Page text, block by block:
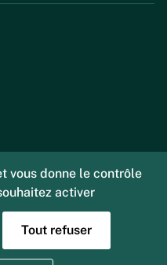
(99,6%)
vous donne le contrôle
activer
Tout refuser